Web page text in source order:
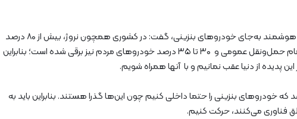
علی‌آبادی بر تمرکز بر خودروهای برقی و هوشمند به‌جای خودروهای بنزینی، گفت: در کشوری همچون نروژ، بیش از ۸۰ درصد
خودروها برقی شده یا در چین تقریبا تمام حمل‌ونقل عمومی و ۳۰ تا ۳۵ درصد خودروهای مردم نیز برقی شده است؛ بنابراین
پدیده از دنیا عقب نمانیم و با آنها همراه شویم.
که خودروهای بنزینی را حتما داخلی کنیم چون این‌ها گذرا هستند. بنابراین باید به
می‌کنند، حرکت کنیم.